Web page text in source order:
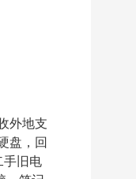
外地支
盘，回
手旧电